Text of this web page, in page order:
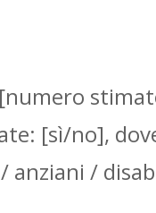
[sì/no],
anziani /